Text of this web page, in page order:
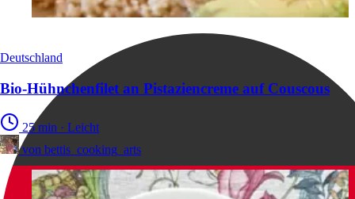
Deutschland
Bio-Hühnchenfilet an Pistaziencreme auf Couscous
25 min · Leicht
von bettis_cooking_arts